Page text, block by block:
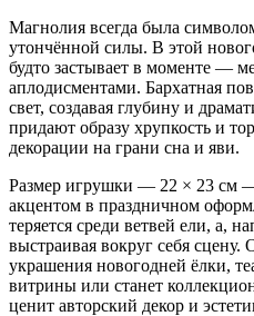
Магнолия всегда была
утончённой силы. В этой
будто застывает в моменте —
аплодисментами. Бархатная
свет, создавая глубину и
придают образу хрупкость и
декорации на грани сна и яви.
Размер игрушки — 22 × 23 см —
акцентом в праздничном
теряется среди ветвей ели, а,
выстраивая вокруг себя сцену.
украшения новогодней ёлки,
витрины или станет
ценит авторский декор и